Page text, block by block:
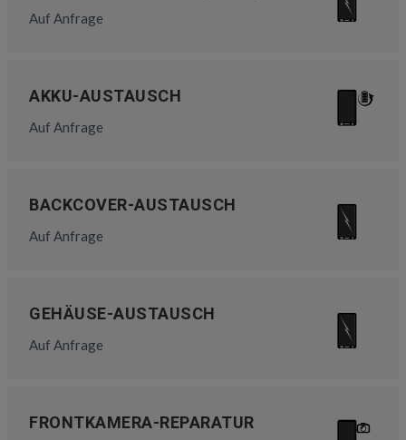
Auf Anfrage
AKKU-AUSTAUSCH
Auf Anfrage
BACKCOVER-AUSTAUSCH
Auf Anfrage
GEHÄUSE-AUSTAUSCH
Auf Anfrage
FRONTKAMERA-REPARATUR